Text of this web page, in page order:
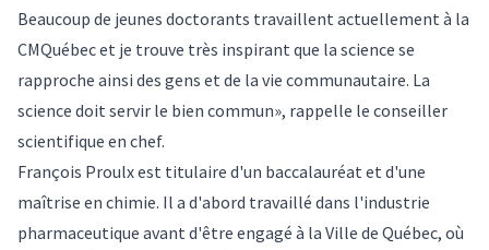
Beaucoup de jeunes doctorants travaillent actuellement à la
CMQuébec et je trouve très inspirant que la science se
rapproche ainsi des gens et de la vie communautaire. La
science doit servir le bien commun», rappelle le conseiller
scientifique en chef.
François Proulx est titulaire d'un baccalauréat et d'une
maîtrise en chimie. Il a d'abord travaillé dans l'industrie
pharmaceutique avant d'être engagé à la Ville de Québec, où